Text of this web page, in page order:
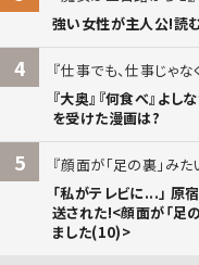
強い女性が主人公!読
4
仕事でも、仕事じゃな
『大奥』『何食べ』よ
を受けた漫画は?
5
顔面が「足の裏」み
「私がテレビに...」 原
送された!<顔面が「足
ました(10)>